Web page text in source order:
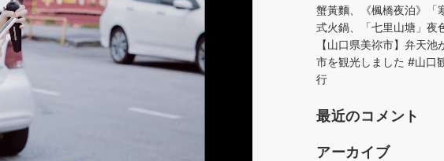
蟹黃麵、《楓橋夜泊》「
式火鍋、「七里山塘」夜
【山口県美祢市】弁天
市を観光しました #山口
行
最近のコメント
アーカイブ